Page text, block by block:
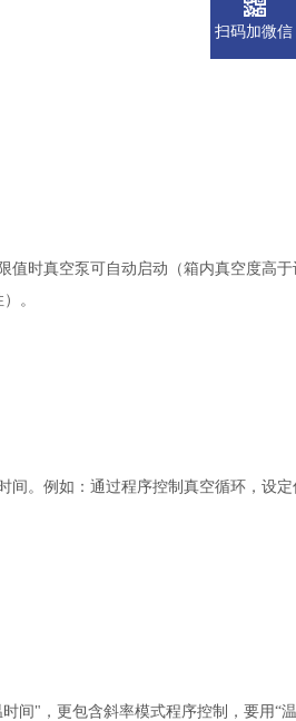
值时真空泵可自动启动（箱内真空度高于
。
。例如：通过程序控制真空循环，设定
时间"，更包含斜率模式程序控制，要用
扫码加微信